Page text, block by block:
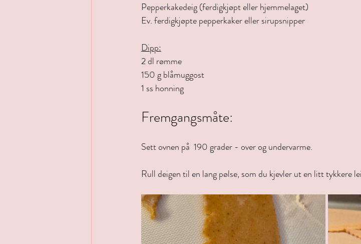
Pepperkakedeig (ferdigkjøpt eller hjemmelaget)
Ev. ferdigkjøpte pepperkaker eller sirupsnipper
Dipp:
2 dl rømme
150 g blåmuggost
1 ss honning
Fremgangsmåte:
Sett ovnen på  190 grader - over og undervarme.
Rull deigen til en lang pølse, som du kjevler ut en litt tykkere